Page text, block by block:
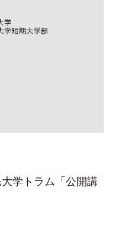
大学トラム「公開講